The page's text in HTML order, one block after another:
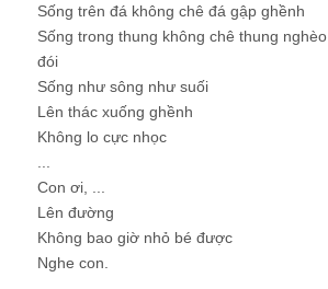
Sống trên đá không chê đá gập ghềnh
Sống trong thung không chê thung nghèo
đói
Sống như sông như suối
Lên thác xuống ghềnh
Không lo cực nhọc
Con ơi, ...
Lên đường
Không bao giờ nhỏ bé được
Nghe con.